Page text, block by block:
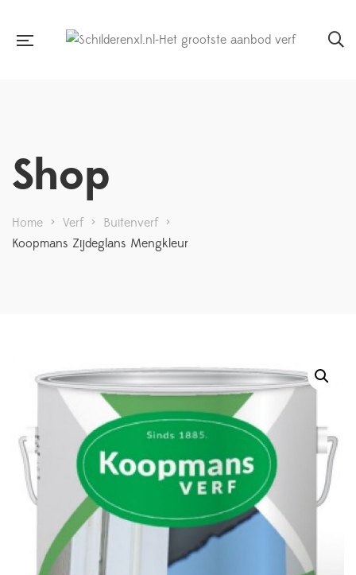
Shop
Home > Verf > Buitenverf >
Koopmans Zijdeglans Mengkleur